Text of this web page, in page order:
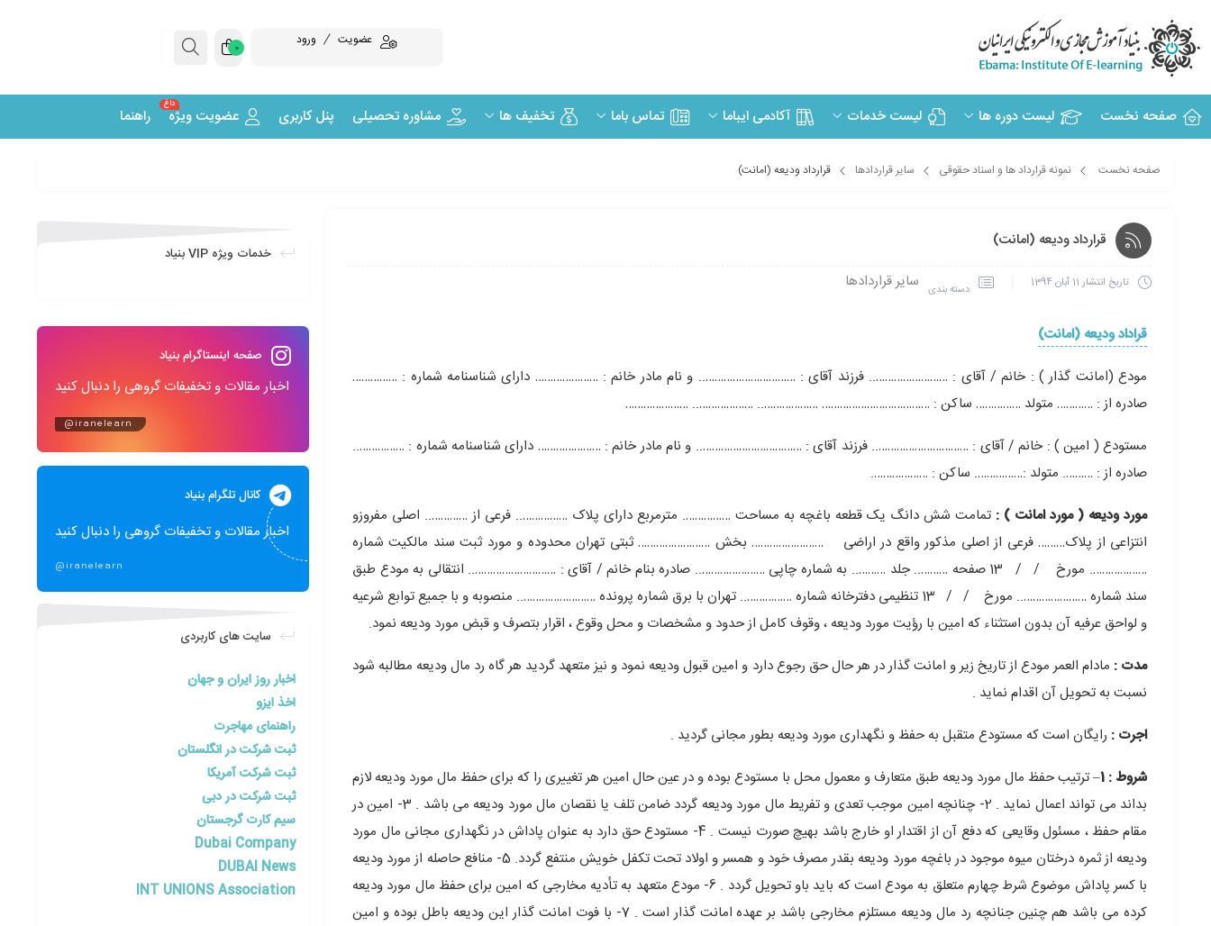
عضویت ورود 0
صفحه نخست لیست دوره ها لیست خدمات آکادمی ایباما تماس باما تخفیف ها مشاوره تحصیلی پنل کاربری عضویت ویژه
داغ
راهنما
صفحه نخست نمونه قرارداد ها و اسناد حقوقی سایر قراردادها قرارداد ودیعه (امانت)
قرارداد ودیعه (امانت)
تاریخ انتشار11 آبان 1394 دسته بندی سایر قراردادها
قراداد ودیعه (امانت)
مودع (امانت گذار ) : خانم / آقای : …………………….. فرزند آقای : ………………………….. و نام مادر خانم : ………………… دارای شناسنامه شماره : ……………
صادره از : ………… متولد …………… ساکن : ……………………………… ……………….. ……………….. …………………
مستودع ( امین ) : خانم / آقای : ………………………….. فرزند آقای : …………………………….. و نام مادر خانم : ………………… دارای شناسنامه شماره : ……………..
صادره از : ………. متولد :……………. ساکن : ……………….
مورد ودیعه ( مورد امانت ) : تمامت شش دانگ یک قطعه باغچه به مساحت ……………. مترمربع دارای پلاک …………….. فرعی از ………….. اصلی مفروزو
انتزاعی از پلاک……… فرعی از اصلی مذکور واقع در اراضی …………………… بخش …………………… ثبتی تهران محدوده و مورد ثبت سند مالکیت شماره
………………. مورخ / / 13 صفحه ……….. جلد ……….. به شماره چاپی ………………….. صادره بنام خانم / آقای : ……………………….. انتقالی به مودع طبق
سند شماره ………………….. مورخ / / 13 تنظیمی دفترخانه شماره …………….. تهران با برق شماره پرونده …………………….. منصوبه و با جمیع توابع شرعیه
و لواحق عرفیه آن بدون استثناء که امین با رؤیت مورد ودیعه ، وقوف کامل از حدود و مشخصات و محل وقوع ، اقرار بتصرف و قبض مورد ودیعه نمود.
مدت : مادام العمر مودع از تاریخ زیر و امانت گذار در هر حال حق رجوع دارد و امین قبول ودیعه نمود و نیز متعهد گردید هر گاه رد مال ودیعه مطالبه شود
نسبت به تحویل آن اقدام نماید .
اجرت : رایگان است که مستودع متقبل به حفظ و نگهداری مورد ودیعه بطور مجانی گردید .
شروط : 1 – ترتیب حفظ مال مورد ودیعه طبق متعارف و معمول محل با مستودع بوده و در عین حال امین هر تغییری را که برای حفظ مال مورد ودیعه لازم
بداند می تواند اعمال نماید . 2- چنانچه امین موجب تعدی و تفریط مال مورد ودیعه گردد ضامن تلف یا نقصان مال مورد ودیعه می باشد . 3- امین در
مقام حفظ ، مسئول وقایعی که دفع آن از اقتدار او خارج باشد بهیچ صورت نیست . 4- مستودع حق دارد به عنوان پاداش در نگهداری مجانی مال مورد
ودیعه از ثمره درختان میوه موجود در باغچه مورد ودیعه بقدر مصرف خود و همسر و اولاد تحت تکفل خویش منتفع گردد. 5- منافع حاصله از مورد ودیعه
با کسر پاداش موضوع شرط چهارم متعلق به مودع است که باید باو تحویل گردد . 6- مودع متعهد به تأدیه مخارجی که امین برای حفظ مال مورد ودیعه
کرده می باشد هم چنین جنانچه رد مال ودیعه مستلزم مخارجی باشد بر عهده امانت گذار است . 7- با فوت امانت گذار این ودیعه باطل بوده و امین
خدمات ویژه VIP بنیاد
صفحه اینستاگرام بنیاد
اخبار مقالات و تخفیفات گروهی را دنبال کنید
@iranelearn
کانال تلگرام بنیاد
اخبار مقالات و تخفیفات گروهی را دنبال کنید
@iranelearn
سایت های کاربردی
اخبار روز ایران و جهان
اخذ ایزو
راهنمای مهاجرت
ثبت شرکت در انگلستان
ثبت شرکت آمریکا
ثبت شرکت در دبی
سیم کارت گرجستان
Dubai Company
DUBAI News
INT UNIONS Association